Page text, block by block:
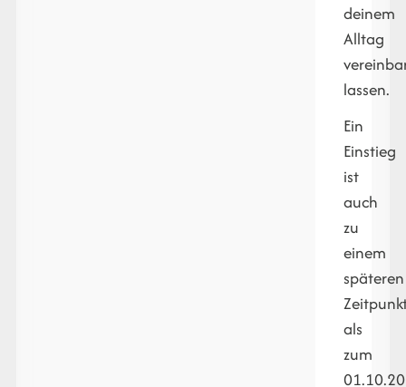
deinem
Alltag
lassen.
Ein
Einstieg
ist
auch
zu
einem
späteren
als
zum